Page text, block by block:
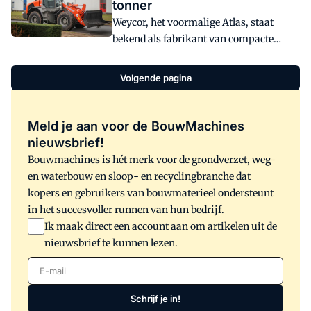
toonden hun producten en diensten
tijdens deze dagen. Hoogtepunt was de
introductie van de nieuwe Weycor 14-
tonner
Weycor, het voormalige Atlas, staat
bekend als fabrikant van compacte
de opvallende aankondiging óók een 14-
tons wiellader ontwikkeld te hebben. De
serieproductie. Op de Inter-Techno
voorseriemodel van dichtbij bekijken.
Volgende pagina
Meld je aan voor de BouwMachines
nieuwsbrief!
Bouwmachines is hét merk voor de grondverzet, weg-
en waterbouw en sloop- en recyclingbranche dat
kopers en gebruikers van bouwmaterieel ondersteunt
in het succesvoller runnen van hun bedrijf.
Ik maak direct een account aan om artikelen uit de
nieuwsbrief te kunnen lezen.
E-mail
Schrijf je in!